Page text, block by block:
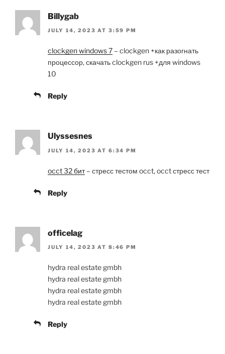
Billygab
JULY 14, 2023 AT 3:59 PM
clockgen windows 7 – clockgen +как разогнать
процессор, скачать clockgen rus +для windows
10
Reply
Ulyssesnes
JULY 14, 2023 AT 6:34 PM
occt 32 бит– стресс тестом occt, occt стресс тест
Reply
officelag
JULY 14, 2023 AT 8:46 PM
hydra real estate gmbh
hydra real estate gmbh
hydra real estate gmbh
hydra real estate gmbh
Reply